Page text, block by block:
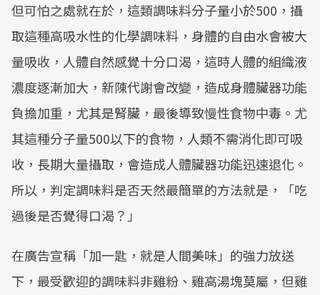
但可怕之處就在於，這類調味料分子量小於500，攝
取這種高吸水性的化學調味料，身體的自由水會被大
量吸收，人體自然感覺十分口渴，這時人體的組織液
濃度逐漸加大，新陳代謝會改變，造成身體臟器功能
負擔加重，尤其是腎臟，最後導致慢性食物中毒。尤
其這種分子量500以下的食物，人類不需消化即可吸
收，長期大量攝取，會造成人體臟器功能迅速退化。
所以，判定調味料是否天然最簡單的方法就是，「吃
過後是否覺得口渴？」
在廣告宣稱「加一匙，就是人間美味」的強力放送
下，最受歡迎的調味料非雞粉、雞高湯塊莫屬，但雞